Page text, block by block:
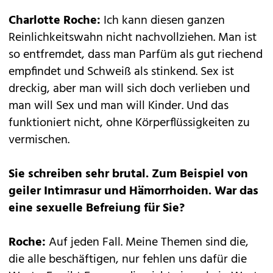
Charlotte Roche: Ich kann diesen ganzen
Reinlichkeitswahn nicht nachvollziehen. Man ist
so entfremdet, dass man Parfüm als gut riechend
empfindet und Schweiß als stinkend. Sex ist
dreckig, aber man will sich doch verlieben und
man will Sex und man will Kinder. Und das
funktioniert nicht, ohne Körperflüssig­keiten zu
vermischen.
Sie schreiben sehr brutal. Zum Beispiel von
geiler Intimrasur und Hämorrhoiden. War das
eine sexuelle Befreiung für Sie?
Roche:Auf jeden Fall. Meine Themen sind die,
die alle beschäftigen, nur fehlen uns dafür die